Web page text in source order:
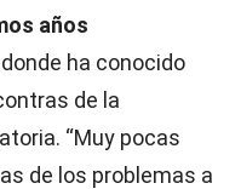
años
ha conocido
de la
“Muy pocas
de los problemas a